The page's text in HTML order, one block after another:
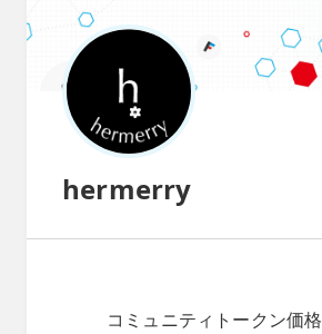
hermerry
コミュニティトークン価格